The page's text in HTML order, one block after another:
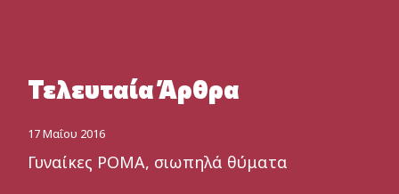
Τελευταία Άρθρα
17 Μαΐου 2016
Γυναίκες ΡΟΜΑ, σιωπηλά θύματα